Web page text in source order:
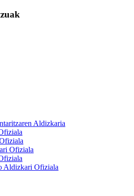
Aldizkaria
Ofiziala
Aldizkari Ofiziala